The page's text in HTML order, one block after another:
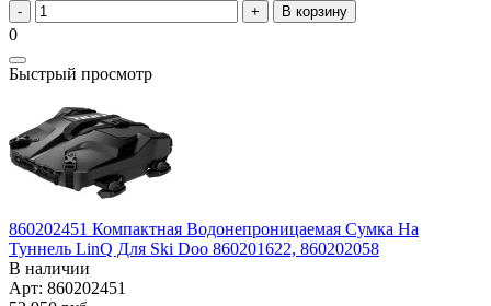
В корзину
0
Быстрый просмотр
860202451 Компактная Водонепроницаемая Сумка На
Туннель LinQ Для Ski Doo 860201622, 860202058
В наличии
Арт: 860202451